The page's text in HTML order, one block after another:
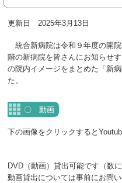
更新日 2025年3月13日
統合新病院は令和９年度の開
階の新病院を皆さんにお知らせ
の院内イメージをまとめた「新
た。
〇 動画
下の画像をクリックすると
DVD（動画）貸出可能です（数
動画貸出については事前にお問い